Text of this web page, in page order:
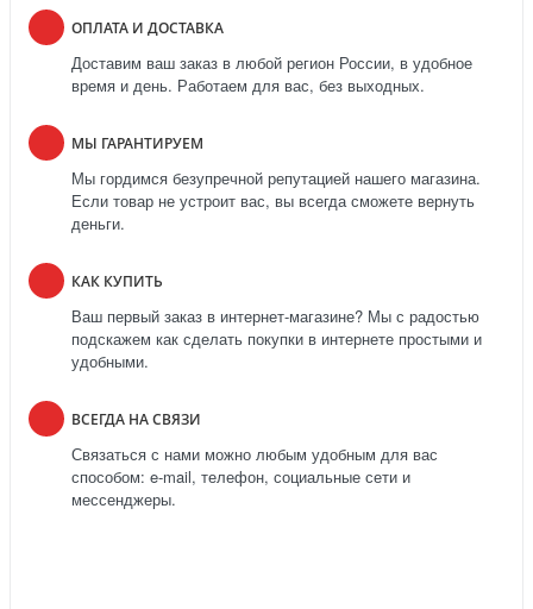
ОПЛАТА И ДОСТАВКА
Доставим ваш заказ в любой регион России, в удобное
время и день. Работаем для вас, без выходных.
МЫ ГАРАНТИРУЕМ
Мы гордимся безупречной репутацией нашего магазина.
Если товар не устроит вас, вы всегда сможете вернуть
деньги.
КАК КУПИТЬ
Ваш первый заказ в интернет-магазине? Мы с радостью
подскажем как сделать покупки в интернете простыми и
удобными.
ВСЕГДА НА СВЯЗИ
Связаться с нами можно любым удобным для вас
способом: e-mail, телефон, социальные сети и
мессенджеры.